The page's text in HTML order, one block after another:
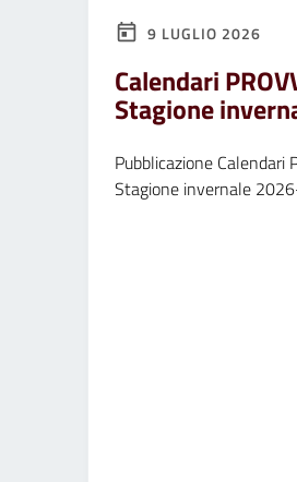
9 LUGLIO 2026
Calendari
Stagione
Pubblicazione Calendari
Stagione invernale